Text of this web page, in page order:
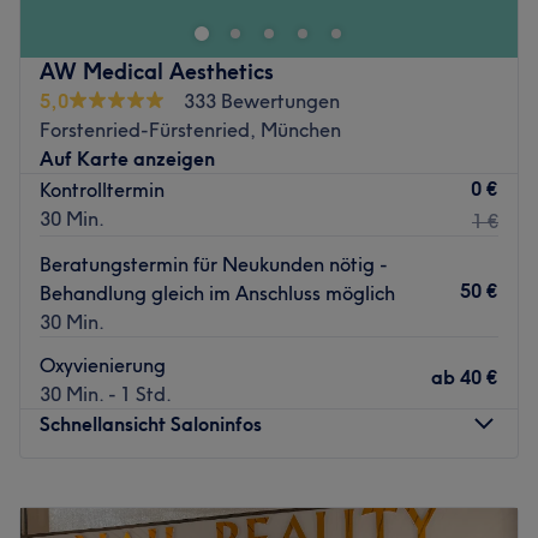
Description of team section.
Was uns an dem Salon gefällt:
Atmosphäre: Freundlich, professionell, modern
Expertise: Haarschnitte und Colorationen, Augenbrauen-
und Wimpernstyling
Produkte und Produktmarken: tierversuchsfrei, natürliche
Extras: Haustiere erlaubt, kostenlose Getränke,
barrierefrei, kostenloses W-LAN
AW Medical Aesthetics
5,0
333 Bewertungen
Forstenried-Fürstenried, München
Auf Karte anzeigen
Kontrolltermin
30 Min.
0 €
1 €
Beratungstermin für Neukunden nötig -
Behandlung gleich im Anschluss möglich
30 Min.
50 €
Oxyvienierung
30 Min. - 1 Std.
ab 40 €
Schnellansicht Saloninfos
Dienstag
08:00–20:00